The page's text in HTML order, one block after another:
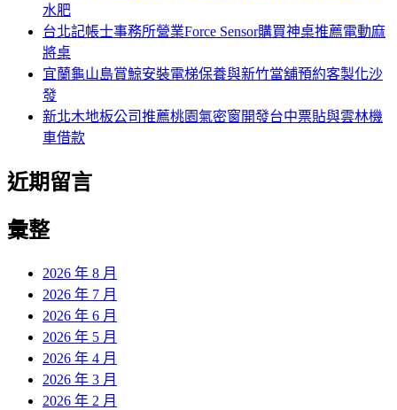
水肥
台北記帳士事務所營業Force Sensor購買神桌推薦電動麻
將桌
宜蘭龜山島賞鯨安裝電梯保養與新竹當舖預約客製化沙
發
新北木地板公司推薦桃園氣密窗開發台中票貼與雲林機
車借款
近期留言
彙整
2026 年 8 月
2026 年 7 月
2026 年 6 月
2026 年 5 月
2026 年 4 月
2026 年 3 月
2026 年 2 月